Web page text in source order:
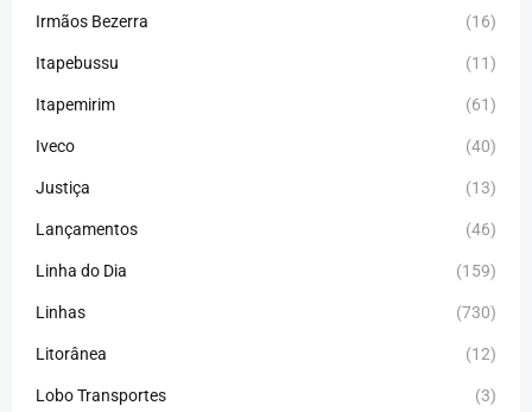
Irmãos Bezerra (16)
Itapebussu (11)
Itapemirim (61)
Iveco (40)
Justiça (13)
Lançamentos (46)
Linha do Dia (159)
Linhas (730)
Litorânea (12)
Lobo Transportes (3)